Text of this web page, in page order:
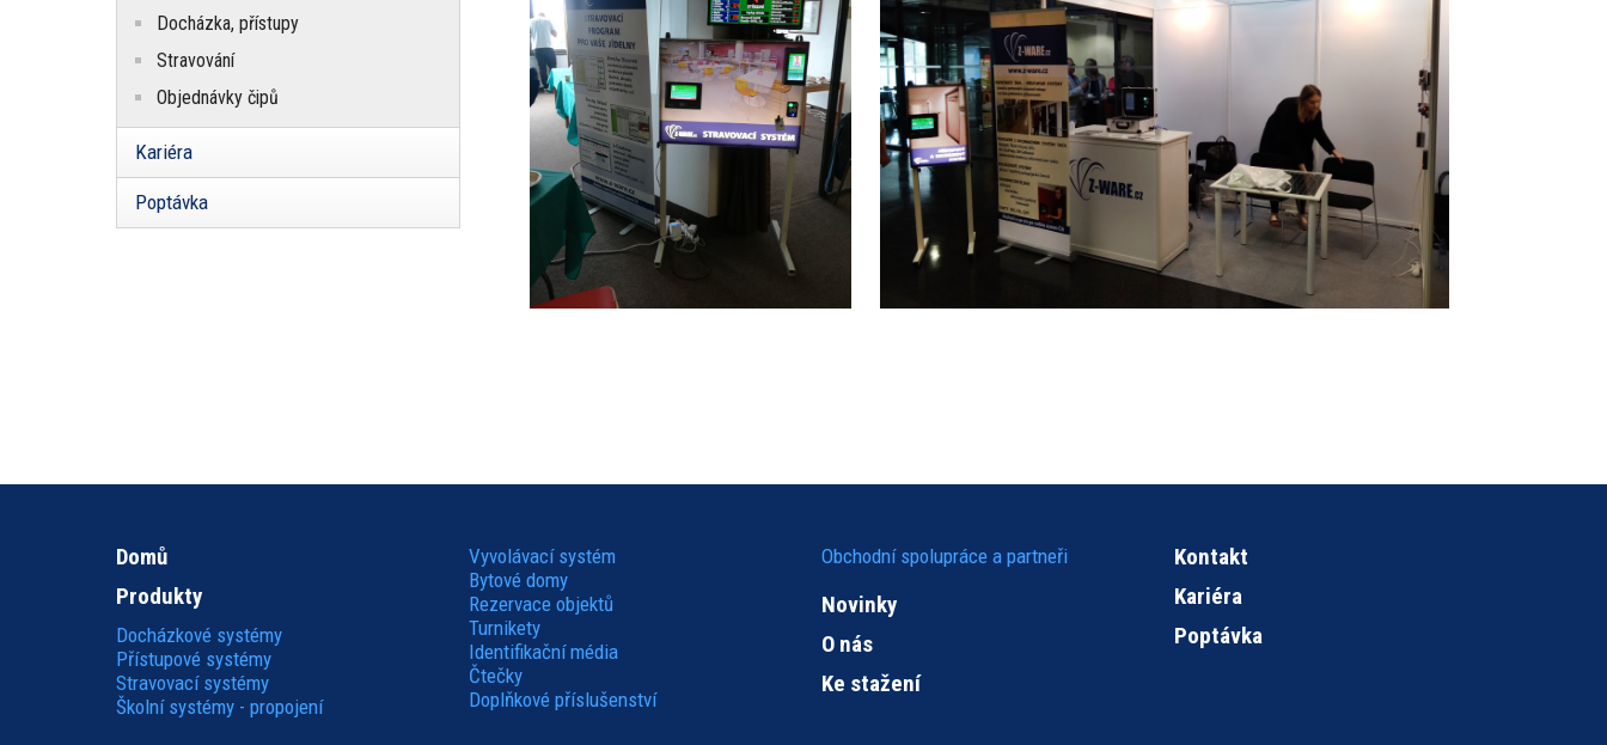
Docházka, přístupy
Stravování
Objednávky čipů
Kariéra
Poptávka
Hlavní
navigace
Domů
Produkty
Docházkové systémy
Přístupové systémy
Stravovací systémy
Školní systémy - propojení
Vyvolávací systém
Bytové domy
Rezervace objektů
Turnikety
Identifikační média
Čtečky
Doplňkové příslušenství
Obchodní spolupráce a partneři
Novinky
O nás
Ke stažení
Kontakt
Kariéra
Poptávka